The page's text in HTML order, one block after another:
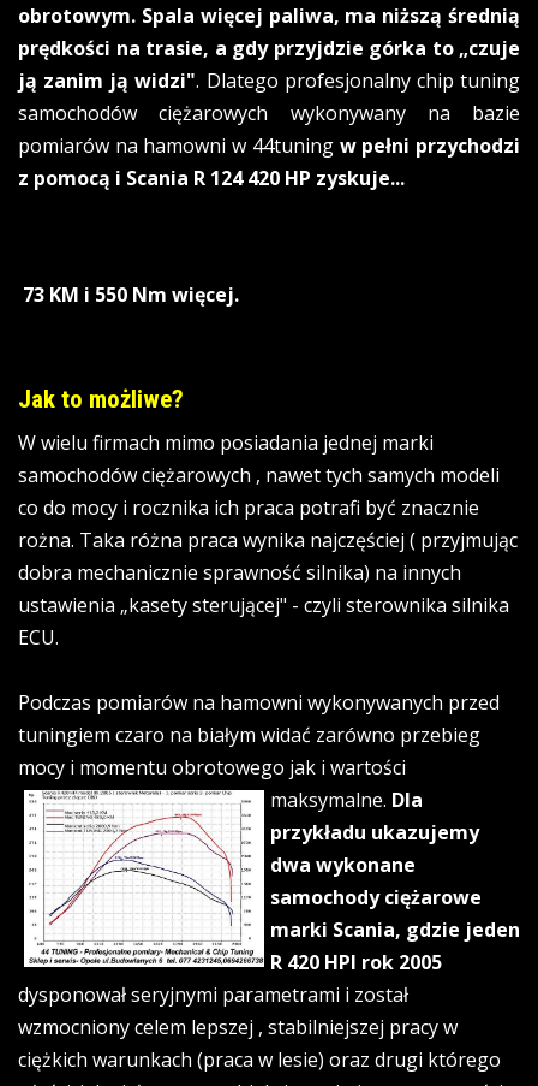
obrotowym. Spala więcej paliwa, ma niższą średnią
prędkości na trasie, a gdy przyjdzie górka to „czuje
ją zanim ją widzi". Dlatego profesjonalny chip tuning
samochodów ciężarowych wykonywany na bazie
pomiarów na hamowni w 44tuning w pełni przychodzi
z pomocą i Scania R 124 420 HP zyskuje...
73 KM i 550 Nm więcej.
Jak to możliwe?
W wielu firmach mimo posiadania jednej marki
samochodów ciężarowych , nawet tych samych modeli
co do mocy i rocznika ich praca potrafi być znacznie
rożna. Taka różna praca wynika najczęściej ( przyjmując
dobra mechanicznie sprawność silnika) na innych
ustawienia „kasety sterującej" - czyli sterownika silnika
ECU.
Podczas pomiarów na hamowni wykonywanych przed
tuningiem czaro na białym widać zarówno przebieg
mocy i momentu obrotowego jak i wartości
maksymalne. Dla
przykładu ukazujemy
dwa wykonane
samochody ciężarowe
marki Scania, gdzie jeden
R 420 HPI rok 2005
dysponował seryjnymi parametrami i został
wzmocniony celem lepszej , stabilniejszej pracy w
ciężkich warunkach (praca w lesie) oraz drugi którego